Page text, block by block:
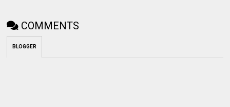
COMMENTS
BLOGGER